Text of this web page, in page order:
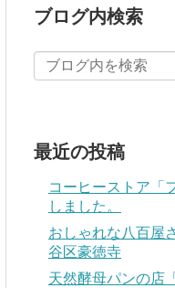
ブログ内検索
最近の投稿
コーヒーストア「
しました。
おしゃれな八百屋
谷区豪徳寺
天然酵母パンの